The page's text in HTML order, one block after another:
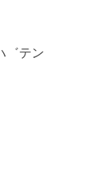
゛テン